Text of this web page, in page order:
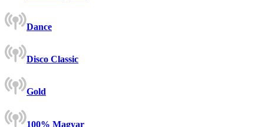
Dance
Disco Classic
Gold
100% Magyar